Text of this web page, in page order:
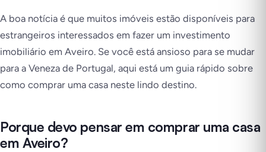
A boa notícia é que muitos imóveis estão disponíveis para
estrangeiros interessados em fazer um investimento
imobiliário em Aveiro. Se você está ansioso para se mudar
para a Veneza de Portugal, aqui está um guia rápido sobre
como comprar uma casa neste lindo destino.
Porque devo pensar em comprar uma casa
em Aveiro?